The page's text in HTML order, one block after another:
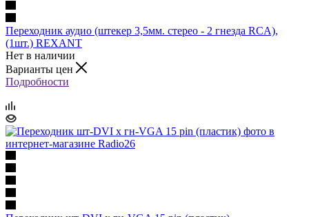
Переходник аудио (штекер 3,5мм. стерео - 2 гнезда RCA),
(1шт.) REXANT
Нет в наличии
Варианты цен
Подробности